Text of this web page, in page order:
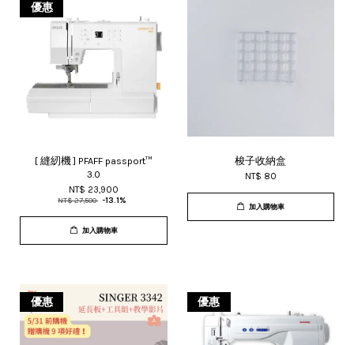
優惠
[ 縫紉機 ] PFAFF passport™
3.0
NT$ 23,900
NT$ 27,500 -13.1%
加入購物車
梭子收納盒
NT$ 80
加入購物車
優惠 優惠